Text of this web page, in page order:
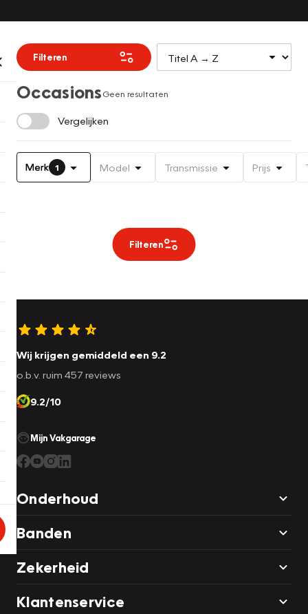
Filteren
OccasionsGeen resultaten
Vergelijken
Merk 1 Model Transmissie Prijs
Filteren
Wij krijgen gemiddeld een 9.2
o.b.v. ruim 457 reviews
9.2/10
Mijn Vakgarage
Onderhoud
Banden
Zekerheid
Klantenservice